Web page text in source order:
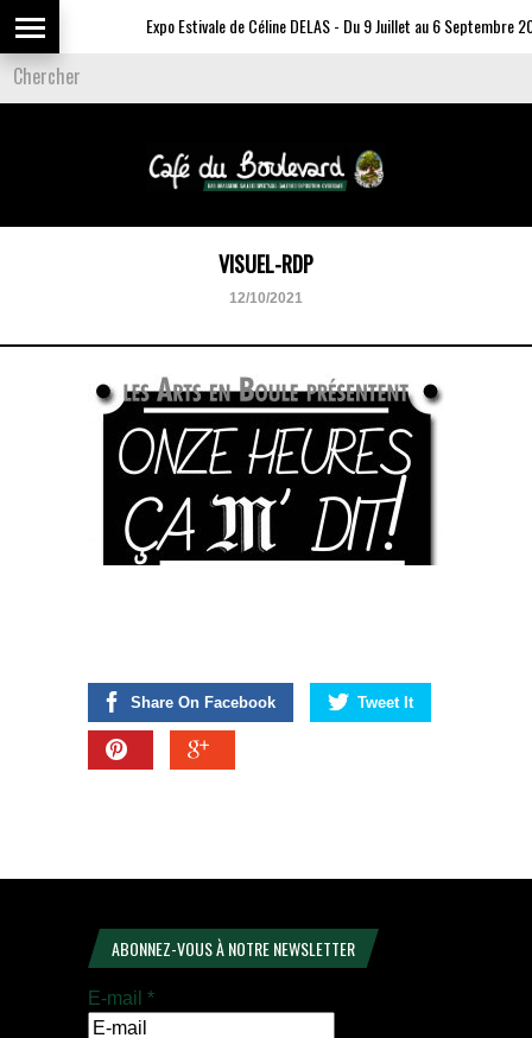
Expo Estivale de Céline DELAS - Du 9 Juillet au 6 Septembre
VISUEL-RDP
12/10/2021
Share On Facebook Tweet It
ABONNEZ-VOUS À NOTRE NEWSLETTER
E-mail *